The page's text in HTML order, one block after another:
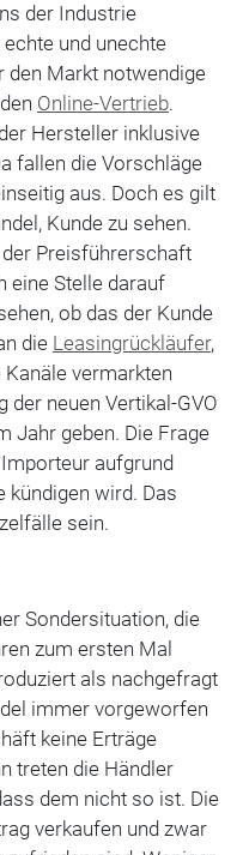
der Industrie
und unechte
den Markt notwendige
Online-Vertrieb.
Hersteller inklusive
fallen die Vorschläge
aus. Doch es gilt
Kunde zu sehen.
Preisführerschaft
eine Stelle darauf
ob das der Kunde
die Leasingrückläufer,
vermarkten
der neuen Vertikal-GVO
Jahr geben. Die Frage
aufgrund
kündigen wird. Das
sein.
Sondersituation, die
zum ersten Mal
als nachgefragt
immer vorgeworfen
keine Erträge
treten die Händler
dem nicht so ist. Die
verkaufen und zwar